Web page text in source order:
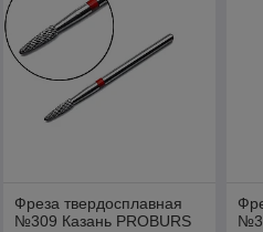
Фреза твердосплавная
№309 Казань PROBURS